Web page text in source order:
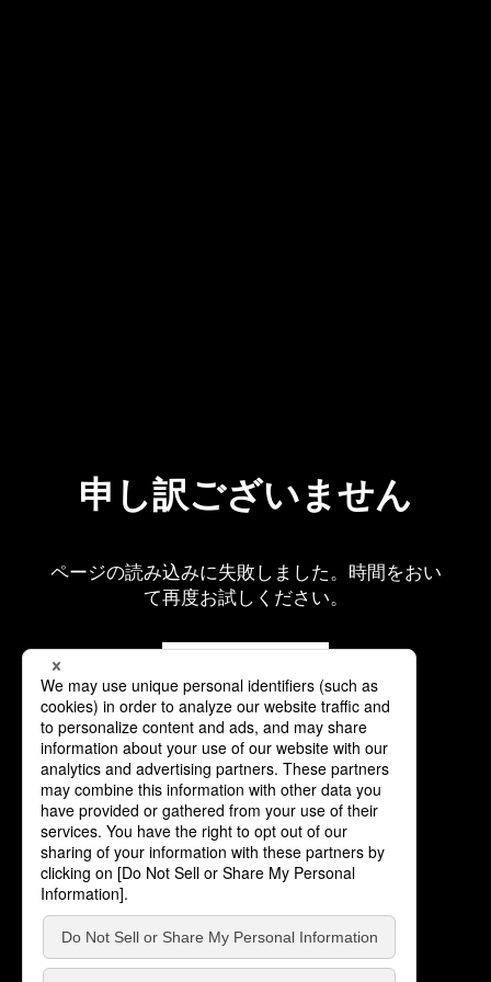
申し訳ございません
ページの読み込みに失敗しました。時間をおい
て再度お試しください。